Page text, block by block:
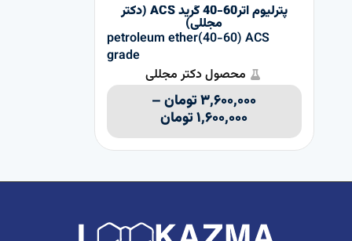
پترلیوم اتر60-40 گرید ACS (دکتر
مجللی)
petroleum ether(40-60) ACS
grade
محصول دکتر مجللی
۳,۶۰۰,۰۰۰تومان–
۱,۶۰۰,۰۰۰تومان